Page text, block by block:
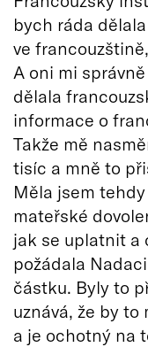
bych ráda
ve
A oni mi
dělala
informace o
Takže mě
tisíc a mně to
Měla jsem
mateřské
jak se uplatnit a
požádala
částku. Byly to
uznává, že by
a je ochotný na